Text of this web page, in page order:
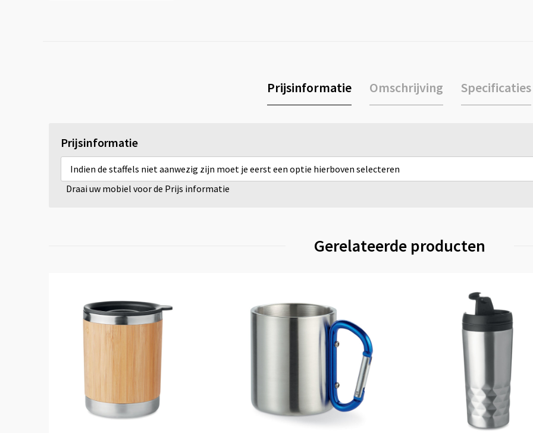
Prijsinformatie Omschrijving Specificaties
Prijsinformatie
Indien de staffels niet aanwezig zijn moet je eerst een optie hierboven selecteren
Draai uw mobiel voor de Prijs informatie
Gerelateerde producten